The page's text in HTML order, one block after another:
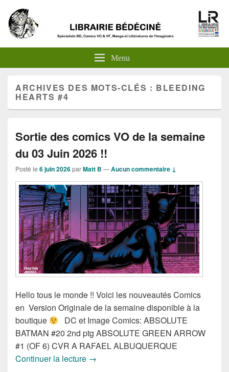
Menu
ARCHIVES DES MOTS-CLÉS : BLEEDING
HEARTS #4
Sortie des comics VO de la semaine
du 03 Juin 2026 !!
Posté le 6 juin 2026parMatt B —Aucun commentaire ↓
Hello tous le monde !! Voici les nouveautés Comics
en Version Originale de la semaine disponible à la
boutique
DC et Image Comics: ABSOLUTE
BATMAN #20 2nd ptg ABSOLUTE GREEN ARROW
#1 (OF 6) CVR A RAFAEL ALBUQUERQUE
Continuer la lecture Sortie des comics VO de la semaine
→